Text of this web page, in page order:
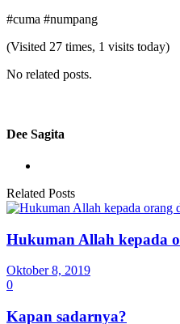
#cuma #numpang
(Visited 27 times, 1 visits today)
No related posts.
Dee Sagita
Related Posts
Hukuman Allah kepada
Oktober 8, 2019
0
Kapan sadarnya?